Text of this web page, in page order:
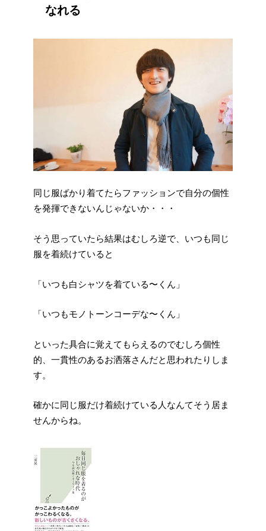
なれる
同じ服ばかり着てたらファッションで自分の個性
を発揮できないんじゃないか・・・
そう思っていたら結果はむしろ逆で、いつも同じ
服を着続けていると
「いつも白シャツを着ている〜くん」
「いつもモノトーンコーデな〜くん」
といった具合に覚えてもらえるのでむしろ個性
的、一貫性のあるお洒落さんだと思われたりしま
す。
確かに同じ服だけ着続けている人なんてそう居ま
せんからね。